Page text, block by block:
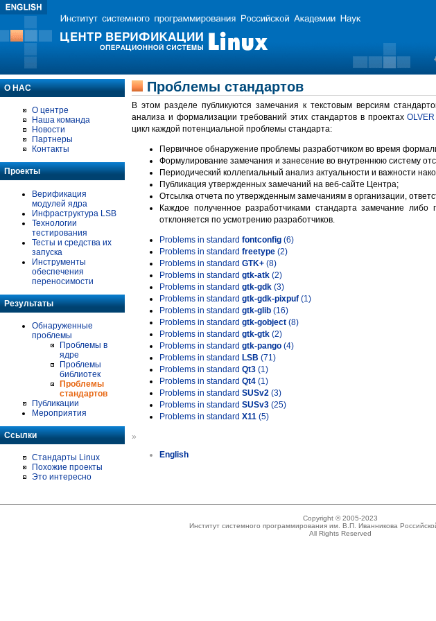
О НАС
О центре
Наша команда
Новости
Партнеры
Контакты
Проекты
Верификация
модулей ядра
Инфраструктура LSB
Технологии
тестирования
Тесты и средства их
запуска
Инструменты
обеспечения
переносимости
Результаты
Обнаруженные
проблемы
Проблемы в
ядре
Проблемы
библиотек
Проблемы
стандартов
Публикации
Мероприятия
Ссылки
Стандарты Linux
Похожие проекты
Это интересно
Проблемы стандартов
В этом разделе публикуются замечания к текстовым версиям
анализа и формализации требований этих стандартов в проектахOLVER
цикл каждой потенциальной проблемы стандарта:
Первичное обнаружение проблемы разработчиком во время
Формулирование замечания и занесение во внутреннюю систему
Периодический коллегиальный анализ актуальности и важности
Публикация утвержденных замечаний на веб-сайте Центра;
Отсылка отчета по утвержденным замечаниям в организации,
Каждое полученное разработчиками стандарта замечание
отклоняется по усмотрению разработчиков.
Problems in standard fontconfig (6)
Problems in standard freetype (2)
Problems in standard GTK+ (8)
Problems in standard gtk-atk (2)
Problems in standard gtk-gdk (3)
Problems in standard gtk-gdk-pixpuf (1)
Problems in standard gtk-glib (16)
Problems in standard gtk-gobject (8)
Problems in standard gtk-gtk (2)
Problems in standard gtk-pango (4)
Problems in standard LSB (71)
Problems in standard Qt3 (1)
Problems in standard Qt4 (1)
Problems in standard SUSv2 (3)
Problems in standard SUSv3 (25)
Problems in standard X11 (5)
»
English
Copyright © 2005-2023
Институт системного программирования им. В.П. Иванникова
All Rights Reserved